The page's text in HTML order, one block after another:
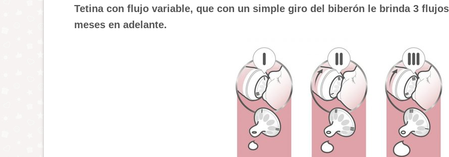
Tetina con flujo variable, que con un simple giro del biberón le brinda 3
meses en adelante.